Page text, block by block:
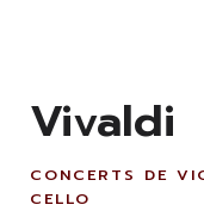
Vivaldi
CONCERTS DE
CELLO